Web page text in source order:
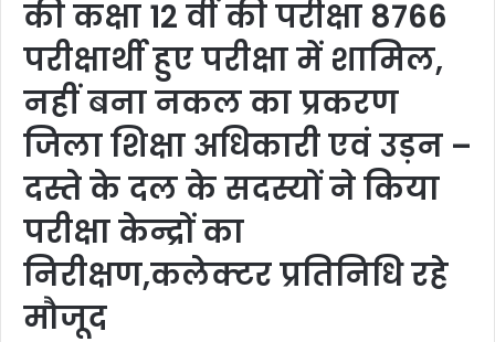
की कक्षा 12 वीं की परीक्षा 8766
परीक्षार्थी हुए परीक्षा में शामिल,
नहीं बना नकल का प्रकरण
जिला शिक्षा अधिकारी एवं उड़न –
दस्ते के दल के सदस्यों ने किया
परीक्षा केन्द्रों का
निरीक्षण,कलेक्टर प्रतिनिधि रहे
मौजूद